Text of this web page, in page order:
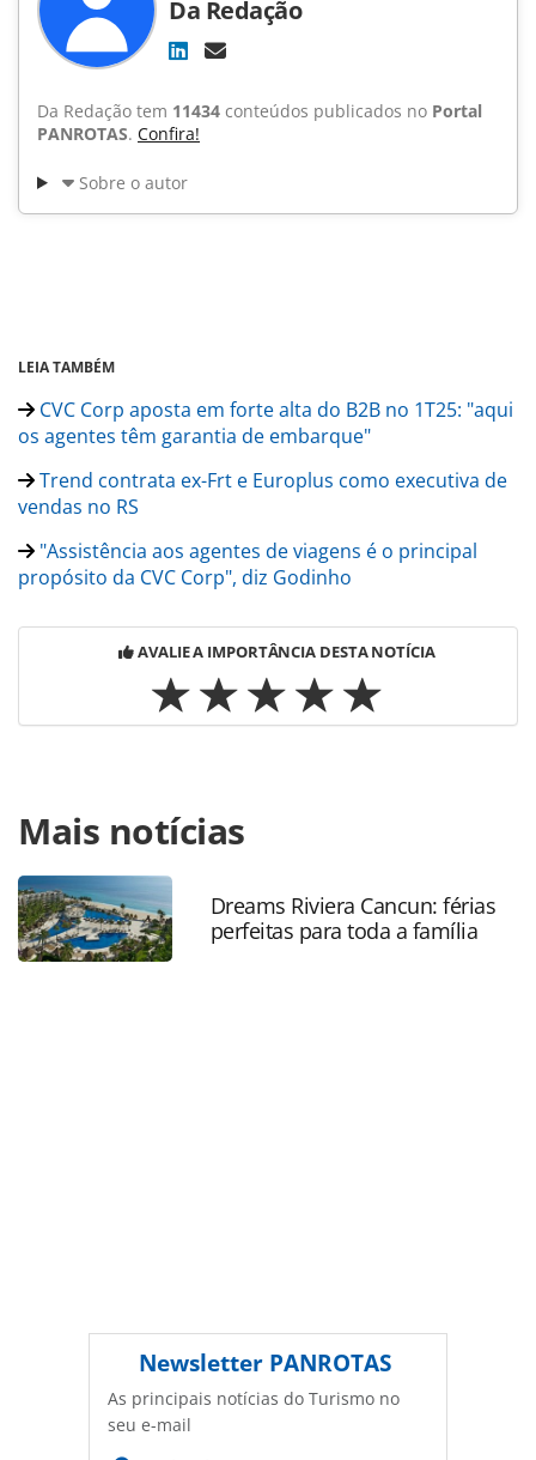
Da Redação
Da Redação tem 11434 conteúdos publicados no Portal
PANROTAS. Confira!
Sobre o autor
LEIA TAMBÉM
CVC Corp aposta em forte alta do B2B no 1T25: "aqui
os agentes têm garantia de embarque"
Trend contrata ex-Frt e Europlus como executiva de
vendas no RS
"Assistência aos agentes de viagens é o principal
propósito da CVC Corp", diz Godinho
AVALIE A IMPORTÂNCIA DESTA NOTÍCIA
https://www.panrotas.com.br/mercado/operadoras/2025/
trend-inicia-semana-de-capacitacao-e-premiacao-em-
portugal-veja-fotos_215958.html ou as ferramentas
oferecidas na página. Todo o conteúdo produzido pela
PANROTAS Editora é protegido pela legislação brasileira
sobre direito autoral. Não reproduza o conteúdo sem
Mais notícias
Dreams Riviera Cancun: férias
perfeitas para toda a família
Newsletter PANROTAS
As principais notícias do Turismo no
seu e-mail